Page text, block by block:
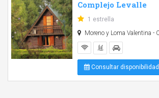
Complejo Levalle
1 estrella
Moreno y Loma Valentina -
Consultar disponibilidad